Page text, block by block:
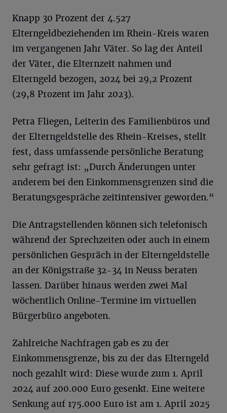
Knapp 30 Prozent der 4.527
Elterngeldbeziehenden im Rhein-Kreis waren
im vergangenen Jahr Väter. So lag der Anteil
der Väter, die Elternzeit nahmen und
Elterngeld bezogen, 2024 bei 29,2 Prozent
(29,8 Prozent im Jahr 2023).
Petra Fliegen, Leiterin des Familienbüros und
der Elterngeldstelle des Rhein-Kreises, stellt
fest, dass umfassende persönliche Beratung
sehr gefragt ist: „Durch Änderungen unter
anderem bei den Einkommensgrenzen sind die
Beratungsgespräche zeitintensiver geworden.“
Die Antragstellenden können sich telefonisch
während der Sprechzeiten oder auch in einem
persönlichen Gespräch in der Elterngeldstelle
an der Königstraße 32-34 in Neuss beraten
lassen. Darüber hinaus werden zwei Mal
wöchentlich Online-Termine im virtuellen
Bürgerbüro angeboten.
Zahlreiche Nachfragen gab es zu der
Einkommensgrenze, bis zu der das Elterngeld
noch gezahlt wird: Diese wurde zum 1. April
2024 auf 200.000 Euro gesenkt. Eine weitere
Senkung auf 175.000 Euro ist am 1. April 2025